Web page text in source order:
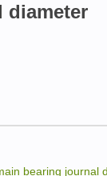
diameter
bearing journal